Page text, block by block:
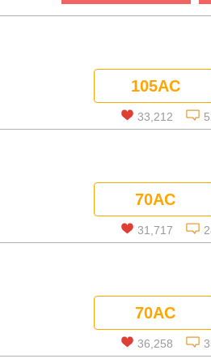
105AC
33,212
コメントを見る
70AC
31,717
コメントを見る
70AC
36,258